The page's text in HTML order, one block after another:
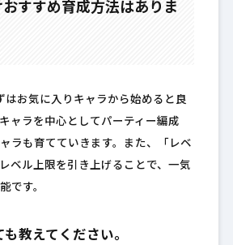
すすめ育成方法はありま
はお気に入りキャラから始めると良
ャラを中心としてパーティー編成
ラも育てていきます。また、「レベ
ベル上限を引き上げることで、一気
です。
教えてください。